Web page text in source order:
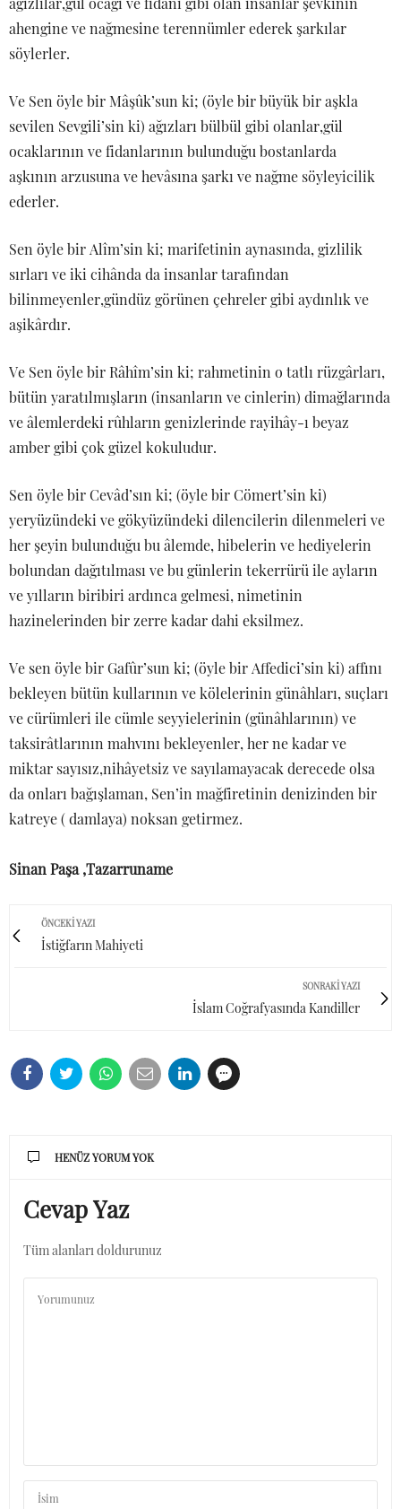
ahengine ve nağmesine terennümler ederek şarkılar
söylerler.
Ve Sen öyle bir Mâşûk’sun ki; (öyle bir büyük bir aşkla
sevilen Sevgili’sin ki) ağızları bülbül gibi olanlar,gül
ocaklarının ve fidanlarının bulunduğu bostanlarda
aşkının arzusuna ve hevâsına şarkı ve nağme söyleyicilik
ederler.
Sen öyle bir Alîm’sin ki; marifetinin aynasında, gizlilik
sırları ve iki cihânda da insanlar tarafından
bilinmeyenler,gündüz görünen çehreler gibi aydınlık ve
aşikârdır.
Ve Sen öyle bir Râhîm’sin ki; rahmetinin o tatlı rüzgârları,
bütün yaratılmışların (insanların ve cinlerin) dimağlarında
ve âlemlerdeki rûhların genizlerinde rayihây-ı beyaz
amber gibi çok güzel kokuludur.
Sen öyle bir Cevâd’sın ki; (öyle bir Cömert’sin ki)
yeryüzündeki ve gökyüzündeki dilencilerin dilenmeleri ve
her şeyin bulunduğu bu âlemde, hibelerin ve hediyelerin
bolundan dağıtılması ve bu günlerin tekerrürü ile ayların
ve yılların biribiri ardınca gelmesi, nimetinin
hazinelerinden bir zerre kadar dahi eksilmez.
Ve sen öyle bir Gafûr’sun ki; (öyle bir Affedici’sin ki) affını
bekleyen bütün kullarının ve kölelerinin günâhları, suçları
ve cürümleri ile cümle seyyielerinin (günâhlarının) ve
taksirâtlarının mahvını bekleyenler, her ne kadar ve
miktar sayısız,nihâyetsiz ve sayılamayacak derecede olsa
da onları bağışlaman, Sen’in mağfiretinin denizinden bir
katreye ( damlaya) noksan getirmez.
Sinan Paşa ,Tazarruname
ÖNCEKI YAZI
İstiğfarın Mahiyeti
SONRAKI YAZI
İslam Coğrafyasında Kandiller
HENÜZ YORUM YOK
Cevap Yaz
Tüm alanları doldurunuz